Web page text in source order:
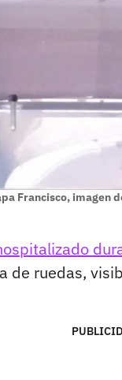
Francisco, imagen
de ruedas,